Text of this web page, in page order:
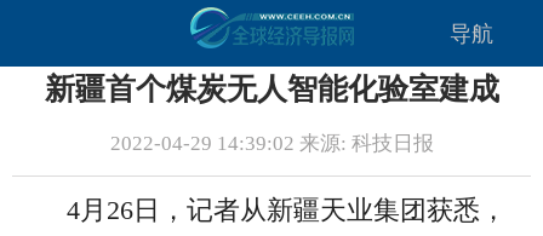
导航
新疆首个煤炭无人智能化验室建成
2022-04-29 14:39:02 来源: 科技日报
4月26日，记者从新疆天业集团获悉，